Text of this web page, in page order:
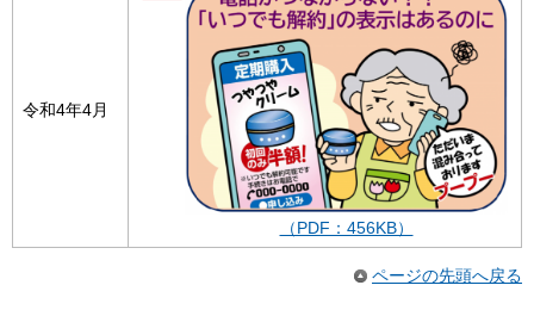
令和4年4月
（PDF：456KB）
ページの先頭へ戻る